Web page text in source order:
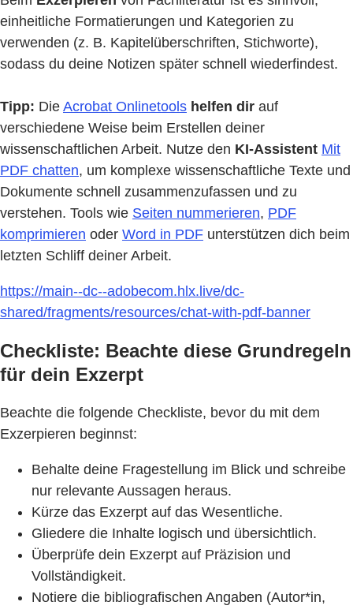
einheitliche Formatierungen und Kategorien zu
verwenden (z. B. Kapitelüberschriften, Stichworte),
sodass du deine Notizen später schnell wiederfindest.
Tipp: Die Acrobat Onlinetools helfen dir auf
verschiedene Weise beim Erstellen deiner
wissenschaftlichen Arbeit. Nutze den KI-Assistent Mit
PDF chatten, um komplexe wissenschaftliche Texte und
Dokumente schnell zusammenzufassen und zu
verstehen. Tools wie Seiten nummerieren, PDF
komprimieren oder Word in PDF unterstützen dich beim
letzten Schliff deiner Arbeit.
https://main--dc--adobecom.hlx.live/dc-
shared/fragments/resources/chat-with-pdf-banner
Checkliste: Beachte diese Grundregeln
für dein Exzerpt
Beachte die folgende Checkliste, bevor du mit dem
Exzerpieren beginnst:
Behalte deine Fragestellung im Blick und schreibe
nur relevante Aussagen heraus.
Kürze das Exzerpt auf das Wesentliche.
Gliedere die Inhalte logisch und übersichtlich.
Überprüfe dein Exzerpt auf Präzision und
Vollständigkeit.
Notiere die bibliografischen Angaben (Autor*in,